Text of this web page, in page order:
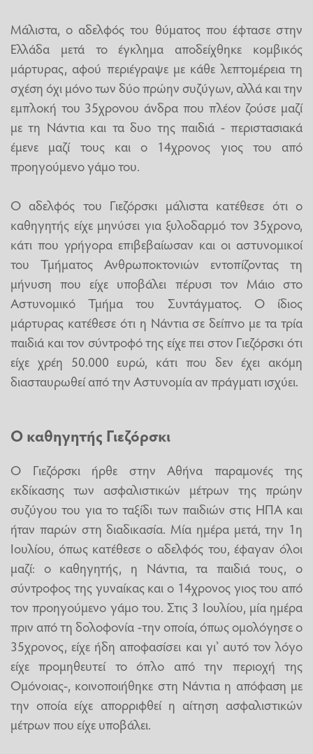
Μάλιστα, ο αδελφός του θύματος που έφτασε στην
Ελλάδα μετά το έγκλημα αποδείχθηκε κομβικός
μάρτυρας, αφού περιέγραψε με κάθε λεπτομέρεια τη
σχέση όχι μόνο των δύο πρώην συζύγων, αλλά και την
εμπλοκή του 35χρονου άνδρα που πλέον ζούσε μαζί
με τη Νάντια και τα δυο της παιδιά - περιστασιακά
έμενε μαζί τους και ο 14χρονος γιος του από
προηγούμενο γάμο του.
Ο αδελφός του Γιεζόρσκι μάλιστα κατέθεσε ότι ο
καθηγητής είχε μηνύσει για ξυλοδαρμό τον 35χρονο,
κάτι που γρήγορα επιβεβαίωσαν και οι αστυνομικοί
του Τμήματος Ανθρωποκτονιών εντοπίζοντας τη
μήνυση που είχε υποβάλει πέρυσι τον Μάιο στο
Αστυνομικό Τμήμα του Συντάγματος. Ο ίδιος
μάρτυρας κατέθεσε ότι η Νάντια σε δείπνο με τα τρία
παιδιά και τον σύντροφό της είχε πει στον Γιεζόρσκι ότι
είχε χρέη 50.000 ευρώ, κάτι που δεν έχει ακόμη
διασταυρωθεί από την Αστυνομία αν πράγματι ισχύει.
Ο καθηγητής Γιεζόρσκι
Ο Γιεζόρσκι ήρθε στην Αθήνα παραμονές της
εκδίκασης των ασφαλιστικών μέτρων της πρώην
συζύγου του για το ταξίδι των παιδιών στις ΗΠΑ και
ήταν παρών στη διαδικασία. Μία ημέρα μετά, την 1η
Ιουλίου, όπως κατέθεσε ο αδελφός του, έφαγαν όλοι
μαζί: ο καθηγητής, η Νάντια, τα παιδιά τους, ο
σύντροφος της γυναίκας και ο 14χρονος γιος του από
τον προηγούμενο γάμο του. Στις 3 Ιουλίου, μία ημέρα
πριν από τη δολοφονία -την οποία, όπως ομολόγησε ο
35χρονος, είχε ήδη αποφασίσει και γι’ αυτό τον λόγο
είχε προμηθευτεί το όπλο από την περιοχή της
Ομόνοιας-, κοινοποιήθηκε στη Νάντια η απόφαση με
την οποία είχε απορριφθεί η αίτηση ασφαλιστικών
μέτρων που είχε υποβάλει.